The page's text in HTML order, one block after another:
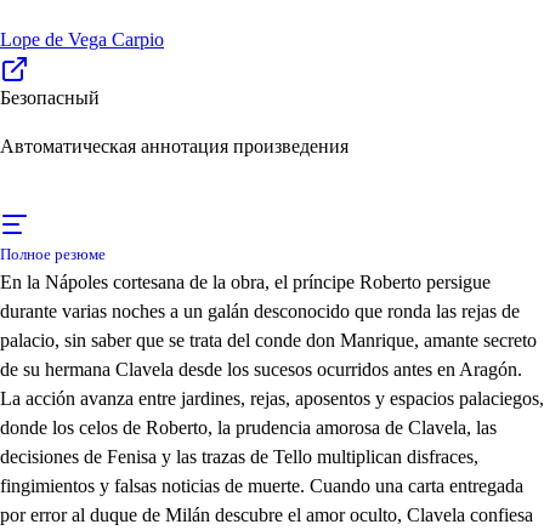
Lope de Vega Carpio
Безопасный
Автоматическая аннотация произведения
Полное резюме
En la Nápoles cortesana de la obra, el príncipe Roberto persigue
durante varias noches a un galán desconocido que ronda las rejas de
palacio, sin saber que se trata del conde don Manrique, amante secreto
de su hermana Clavela desde los sucesos ocurridos antes en Aragón.
La acción avanza entre jardines, rejas, aposentos y espacios palaciegos,
donde los celos de Roberto, la prudencia amorosa de Clavela, las
decisiones de Fenisa y las trazas de Tello multiplican disfraces,
fingimientos y falsas noticias de muerte. Cuando una carta entregada
por error al duque de Milán descubre el amor oculto, Clavela confiesa